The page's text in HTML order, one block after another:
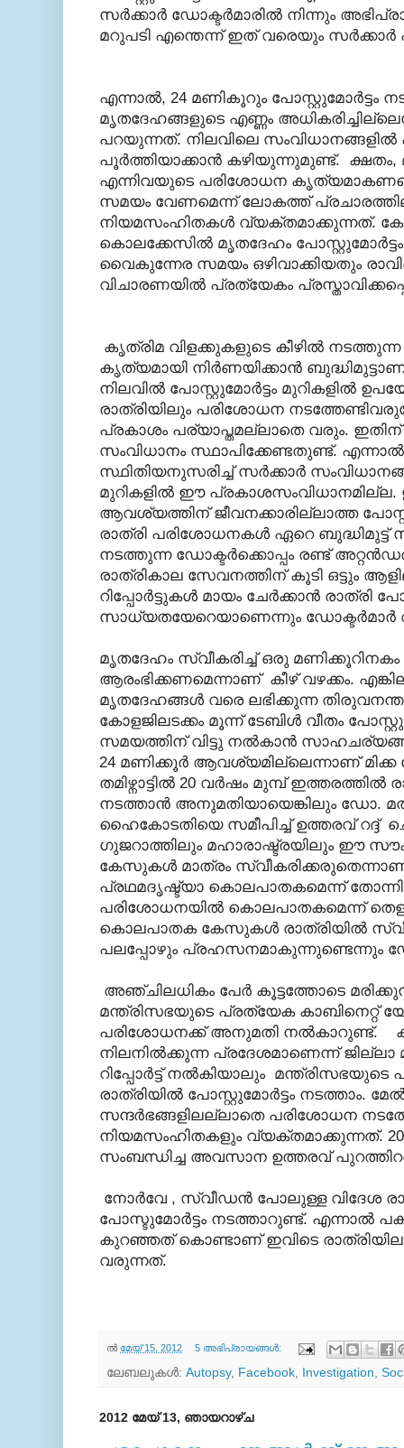
സര്‍ക്കാര്‍ ഡോക്ടര്‍മാരില്‍ നിന്നും
മറുപടി എന്തെന്ന് ഇത്‌ വരെയും സര്‍ക്കാര്‍
എന്നാല്‍, 24 മണികൂറും പോസ്റ്റുമോര്‍ട്ടം
മൃതദേഹങ്ങളുടെ എണ്ണം
പറയുന്നത്. നിലവിലെ സംവിധാനങ്ങളില്‍
പൂര്‍ത്തിയാക്കാന്‍ കഴിയുന്നുമുണ്ട്. ക്ഷതം,
എന്നിവയുടെ പരിശോധന
സമയം വേണമെന്ന് ലോകത്ത്
നിയമസംഹിതകള്‍ വ്യക്തമാക്കുന്നത്.
കൊലക്കേസില്‍ മൃതദേഹം
വൈകുന്നേര സമയം ഒഴിവാക്കിയതും
വിചാരണയില്‍ പ്രത്യേകം
കൃത്രിമ വിളക്കുകളുടെ കീഴില്‍
കൃത്യമായി നിര്‍ണയിക്കാന്‍
നിലവില്‍ പോസ്റ്റുമോര്‍ട്ടം മുറികളില്‍
രാത്രിയിലും പരിശോധന
പ്രകാശം പര്യാപ്തമല്ലാതെ വരും.
സംവിധാനം സ്ഥാപിക്കേണ്ടതുണ്ട്.
സ്ഥിതിയനുസരിച്ച് സര്‍ക്കാര്‍
മുറികളില്‍ ഈ പ്രകാശസംവിധാനമില്ല.
ആവശ്യത്തിന് ജീവനക്കാരില്ലാത്ത
രാത്രി പരിശോധനകള്‍ ഏറെ ബുദ്ധിമുട്ട്
നടത്തുന്ന ഡോക്ടര്‍ക്കൊപ്പം രണ്ട്
രാത്രികാല സേവനത്തിന് കൂടി ഒട്ടും
റിപ്പോര്‍ട്ടുകള്‍ മായം ചേര്‍ക്കാന്‍ രാത്രി
സാധ്യതയേറെയാണെന്നും ഡോക്ടര്‍മാര്‍
മൃതദേഹം സ്വീകരിച്ച് ഒരു
ആരംഭിക്കണമെന്നാണ് കീഴ് വഴക്കം.
മൃതദേഹങ്ങള്‍ വരെ ലഭിക്കുന്ന
കോളജിലടക്കം മൂന്ന് ടേബിള്‍ വീതം
സമയത്തിന് വിട്ടു നല്‍കാന്‍
24 മണിക്കൂര്‍ ആവശ്യമില്ലെന്നാണ് മിക്ക
തമിഴ്നാട്ടില്‍ 20 വര്‍ഷം മുമ്പ് ഇത്തരത്തില്‍
നടത്താന്‍ അനുമതിയായെങ്കിലും ഡോ.
ഹൈകോടതിയെ സമീപിച്ച് ഉത്തരവ്
ഗുജറാത്തിലും മഹാരാഷ്ട്രയിലും ഈ
കേസുകള്‍ മാത്രം
പ്രഥമദൃഷ്ട്യാ കൊലപാതകമെന്ന്
പരിശോധനയില്‍ കൊലപാതകമെന്ന്
കൊലപാതക കേസുകള്‍ രാത്രിയില്‍
പലപ്പോഴും പ്രഹസനമാകുന്നുണ്ടെന്നും
അഞ്ചിലധികം പേര്‍ കൂട്ടത്തോടെ
മന്ത്രിസഭയുടെ പ്രത്യേക കാബിനെറ്റ്
പരിശോധനക്ക് അനുമതി നല്‍കാറുണ്ട്.
നിലനില്‍ക്കുന്ന പ്രദേശമാണെന്ന് ജില്ലാ
റിപ്പോര്‍ട്ട് നല്‍കിയാലും
രാത്രിയില്‍ പോസ്റ്റുമോര്‍ട്ടം നടത്താം.
സന്ദര്‍ഭങ്ങളിലല്ലാതെ പരിശോധന
നിയമസംഹിതകളും വ്യക്തമാക്കുന്നത്.
സംബന്ധിച്ച അവസാന ഉത്തരവ്
നോര്‍വേ , സ്വീഡന്‍ പോലുള്ള വിദേശ
പോസ്ടുമോര്‍ട്ടം നടത്താറുണ്ട്. എന്നാല്‍
കുറഞ്ഞത്‌ കൊണ്ടാണ് ഇവിടെ
വരുന്നത്.
ല്‍ മേയ് 15, 2012 5 അഭിപ്രായങ്ങൾ:
ലേബലുകള്‍: Autopsy, Facebook Investigation
2012 മേയ് 13, ഞായറാഴ്‌ച